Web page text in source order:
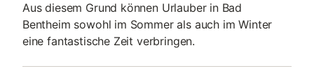
Aus diesem Grund können Urlauber in Bad
Bentheim sowohl im Sommer als auch im Winter
eine fantastische Zeit verbringen.